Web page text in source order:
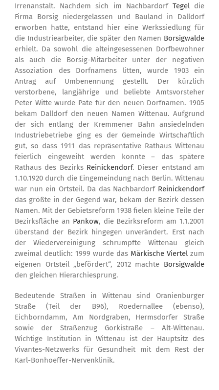
Irrenanstalt. Nachdem sich im Nachbardorf Tegeldie
Firma Borsig niedergelassen und Bauland in Dalldorf
erworben hatte, entstand hier eine Werkssiedlung für
die Industriearbeiter, die später den Namen Borsigwalde
erhielt. Da sowohl die alteingesessenen Dorfbewohner
als auch die Borsig-Mitarbeiter unter der negativen
Assoziation des Dorfnamens litten, wurde 1903 ein
Antrag auf Umbenennung gestellt. Der kürzlich
verstorbene, langjährige und beliebte Amtsvorsteher
Peter Witte wurde Pate für den neuen Dorfnamen. 1905
bekam Dalldorf den neuen Namen Wittenau. Aufgrund
der sich entlang der Kremmener Bahn ansiedelnden
Industriebetriebe ging es der Gemeinde Wirtschaftlich
gut, so dass 1911 das repräsentative Rathaus Wittenau
feierlich eingeweiht werden konnte – das spätere
Rathaus des Bezirks Reinickendorf. Dieser entstand am
1.10.1920 durch die Eingemeindung nach Berlin. Wittenau
war nun ein Ortsteil. Da das Nachbardorf Reinickendorf
das größte in der Gegend war, bekam der Bezirk dessen
Namen. Mit der Gebietsreform 1938 fielen kleine Teile der
Bezirksfläche an Pankow, die Bezirksreform am 1.1.2001
überstand der Bezirk hingegen unverändert. Erst nach
der Wiedervereinigung schrumpfte Wittenau gleich
zweimal deutlich: 1999 wurde das Märkische Viertel zum
eigenen Ortsteil „befördert“, 2012 machte Borsigwalde
den gleichen Hierarchiesprung.
Bedeutende Straßen in Wittenau sind Oranienburger
Straße (Teil der B96), Roedernallee (ebenso),
Eichborndamm, Am Nordgraben, Hermsdorfer Straße
sowie der Straßenzug Gorkistraße – Alt-Wittenau.
Wichtige Institution in Wittenau ist der Hauptsitz des
Vivantes-Netzwerks für Gesundheit mit dem Rest der
Karl-Bonhoeffer-Nervenklinik.